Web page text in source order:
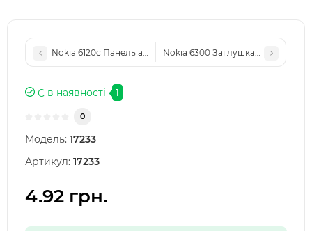
Nokia 6120c Панель антенны, White, original (PN:0250167)
Nokia 6300 Заглушка разъема
Є в наявності 1
0
Модель: 17233
Артикул: 17233
4.92 грн.